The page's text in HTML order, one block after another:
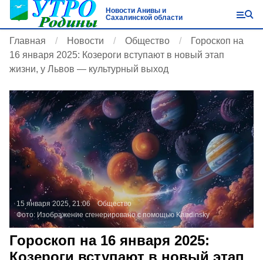
Новости Анивы и
Сахалинской области
Главная Новости Общество
Гороскоп на
16 января 2025: Козероги вступают в новый этап
жизни, у Львов — культурный выход
15 января 2025, 21:06
Общество
Фото: Изображение сгенерировано с помощью Kandinsky
Гороскоп на 16 января 2025:
Козероги вступают в новый этап